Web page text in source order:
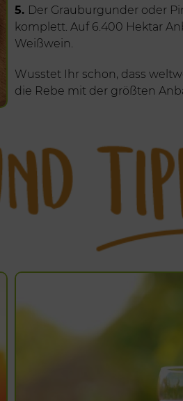
5. Der Grauburgunder oder
komplett. Auf 6.400 Hektar
Weißwein.
Wusstet Ihr schon, dass
die Rebe mit der größten